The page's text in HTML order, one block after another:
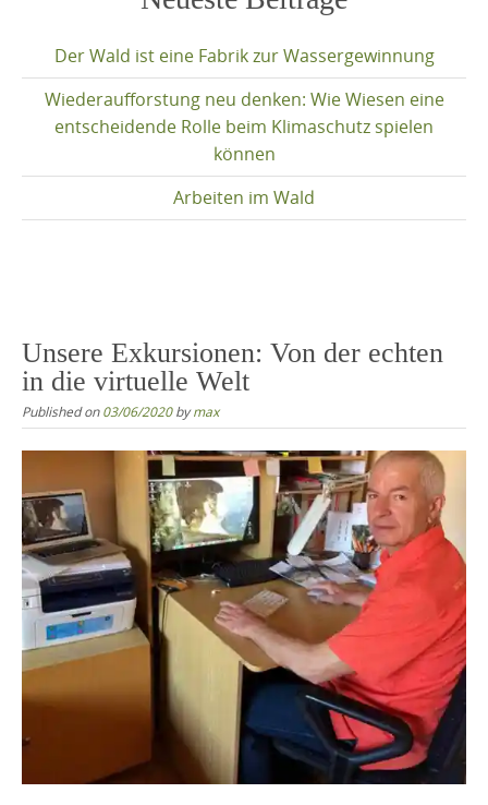
Der Wald ist eine Fabrik zur Wassergewinnung
Wiederaufforstung neu denken: Wie Wiesen eine
entscheidende Rolle beim Klimaschutz spielen
können
Arbeiten im Wald
Unsere Exkursionen: Von der echten
in die virtuelle Welt
Published on03/06/2020bymax